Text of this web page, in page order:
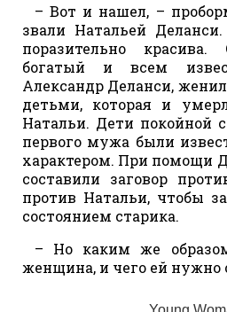
– Вот и нашел, –
звали Натальей
поразительно
богатый и всем
Александр Деланси,
детьми, которая и
Натальи. Дети покойной
первого мужа были
характером. При помощи
составили заговор
против Натальи, чтобы
состоянием старика.
– Но каким же
женщина, и чего ей нужно